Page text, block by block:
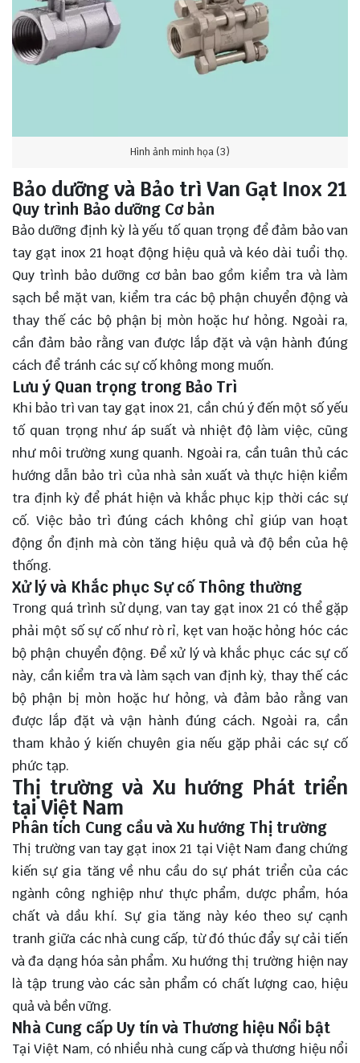
Hình ảnh minh họa (3)
Bảo dưỡng và Bảo trì Van Gạt Inox 21
Quy trình Bảo dưỡng Cơ bản
Bảo dưỡng định kỳ là yếu tố quan trọng để đảm bảo van
tay gạt inox 21 hoạt động hiệu quả và kéo dài tuổi thọ.
Quy trình bảo dưỡng cơ bản bao gồm kiểm tra và làm
sạch bề mặt van, kiểm tra các bộ phận chuyển động và
thay thế các bộ phận bị mòn hoặc hư hỏng. Ngoài ra,
cần đảm bảo rằng van được lắp đặt và vận hành đúng
cách để tránh các sự cố không mong muốn.
Lưu ý Quan trọng trong Bảo Trì
Khi bảo trì van tay gạt inox 21, cần chú ý đến một số yếu
tố quan trọng như áp suất và nhiệt độ làm việc, cũng
như môi trường xung quanh. Ngoài ra, cần tuân thủ các
hướng dẫn bảo trì của nhà sản xuất và thực hiện kiểm
tra định kỳ để phát hiện và khắc phục kịp thời các sự
cố. Việc bảo trì đúng cách không chỉ giúp van hoạt
động ổn định mà còn tăng hiệu quả và độ bền của hệ
thống.
Xử lý và Khắc phục Sự cố Thông thường
Trong quá trình sử dụng, van tay gạt inox 21 có thể gặp
phải một số sự cố như rò rỉ, kẹt van hoặc hỏng hóc các
bộ phận chuyển động. Để xử lý và khắc phục các sự cố
này, cần kiểm tra và làm sạch van định kỳ, thay thế các
bộ phận bị mòn hoặc hư hỏng, và đảm bảo rằng van
được lắp đặt và vận hành đúng cách. Ngoài ra, cần
tham khảo ý kiến chuyên gia nếu gặp phải các sự cố
phức tạp.
Thị trường và Xu hướng Phát triển
tại Việt Nam
Phân tích Cung cầu và Xu hướng Thị trường
Thị trường van tay gạt inox 21 tại Việt Nam đang chứng
kiến sự gia tăng về nhu cầu do sự phát triển của các
ngành công nghiệp như thực phẩm, dược phẩm, hóa
chất và dầu khí. Sự gia tăng này kéo theo sự cạnh
tranh giữa các nhà cung cấp, từ đó thúc đẩy sự cải tiến
và đa dạng hóa sản phẩm. Xu hướng thị trường hiện nay
là tập trung vào các sản phẩm có chất lượng cao, hiệu
quả và bền vững.
Nhà Cung cấp Uy tín và Thương hiệu Nổi bật
Tại Việt Nam, có nhiều nhà cung cấp và thương hiệu nổi